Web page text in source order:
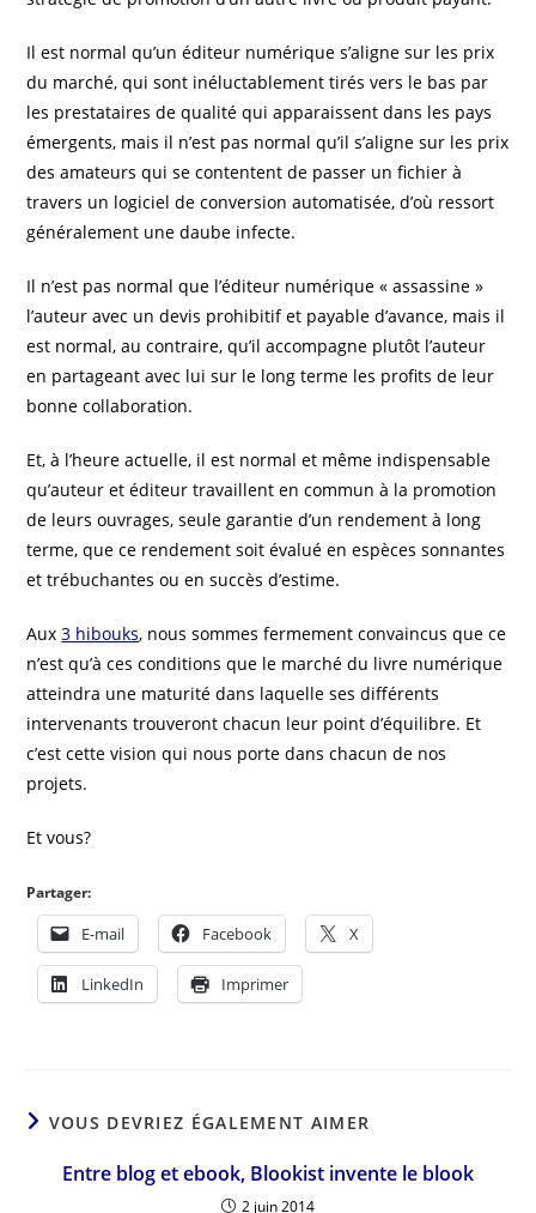
Il est normal qu’un éditeur numérique s’aligne sur les prix
du marché, qui sont inéluctablement tirés vers le bas par
les prestataires de qualité qui apparaissent dans les pays
émergents, mais il n’est pas normal qu’il s’aligne sur les prix
des amateurs qui se contentent de passer un fichier à
travers un logiciel de conversion automatisée, d’où ressort
généralement une daube infecte.
Il n’est pas normal que l’éditeur numérique « assassine »
l’auteur avec un devis prohibitif et payable d’avance, mais il
est normal, au contraire, qu’il accompagne plutôt l’auteur
en partageant avec lui sur le long terme les profits de leur
bonne collaboration.
Et, à l’heure actuelle, il est normal et même indispensable
qu’auteur et éditeur travaillent en commun à la promotion
de leurs ouvrages, seule garantie d’un rendement à long
terme, que ce rendement soit évalué en espèces sonnantes
et trébuchantes ou en succès d’estime.
Aux3 hibouks, nous sommes fermement convaincus que ce
n’est qu’à ces conditions que le marché du livre numérique
atteindra une maturité dans laquelle ses différents
intervenants trouveront chacun leur point d’équilibre. Et
c’est cette vision qui nous porte dans chacun de nos
projets.
Et vous?
Partager:
E-mail Facebook X
LinkedIn Imprimer
VOUS DEVRIEZ ÉGALEMENT AIMER
Entre blog et ebook, Blookist invente le blook
2 juin 2014